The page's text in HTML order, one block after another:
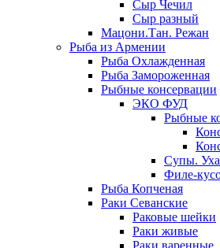
Сыр Чечил
Сыр разный
Мацони.Тан. Режан
Рыба из Армении
Рыба Охлажденная
Рыба Замороженная
Рыбные консервации
ЭКО ФУД
Рыбные
Супы.
Филе-
Рыба Копченая
Раки Севанские
Раковые шейки
Раки живые
Раки варенные